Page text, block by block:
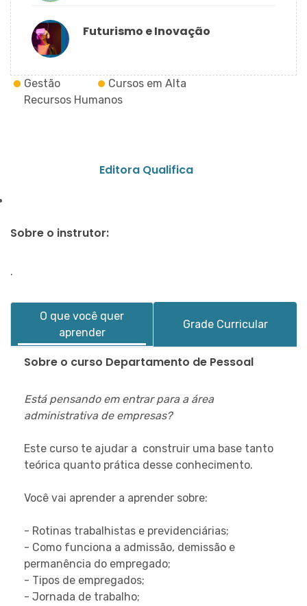
Futurismo e Inovação
Gestão
Cursos em Alta
Recursos Humanos
Editora Qualifica
Sobre o instrutor:
.
O que você quer
aprender
Grade Curricular
Sobre o curso Departamento de Pessoal
Está pensando em entrar para a área
administrativa de empresas?
Este curso te ajudar a construir uma base tanto
teórica quanto prática desse conhecimento.
Você vai aprender a aprender sobre:
- Rotinas trabalhistas e previdenciárias;
- Como funciona a admissão, demissão e
permanência do empregado;
- Tipos de empregados;
- Jornada de trabalho;